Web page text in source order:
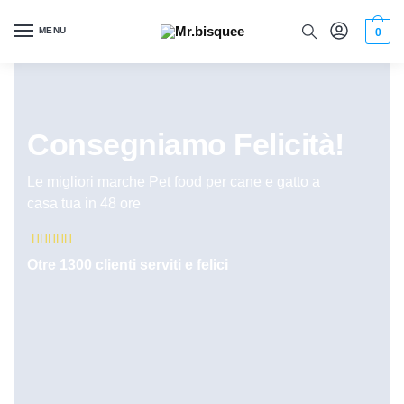
MENU 0
Consegniamo Felicità!
Le migliori marche Pet food per cane e gatto a
casa tua in 48 ore
    
Otre 1300 clienti serviti e felici